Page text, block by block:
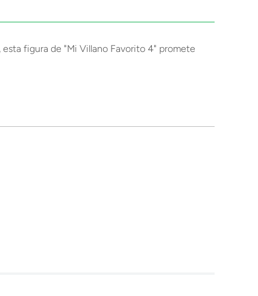
figura de "Mi Villano Favorito 4" promete